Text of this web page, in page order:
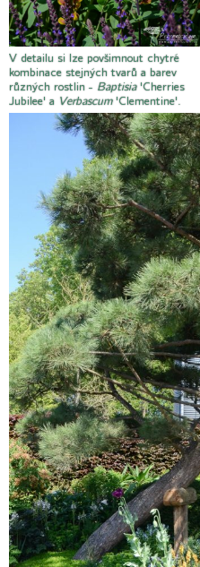
V detailu si lze povšimnout chytré
kombinace stejných tvarů a barev
různých rostlin - Baptisia'Cherries
Jubilee' a Verbascum'Clementine'.